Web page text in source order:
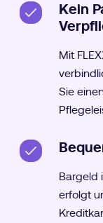
Kein
Mit
Sie
Bargeld
erfolgt